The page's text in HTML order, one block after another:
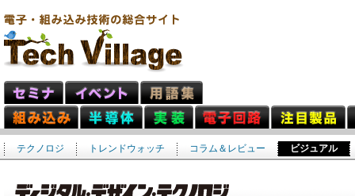
テクノロジ トレンドウォッチ コラム＆レビュー ビジュアル